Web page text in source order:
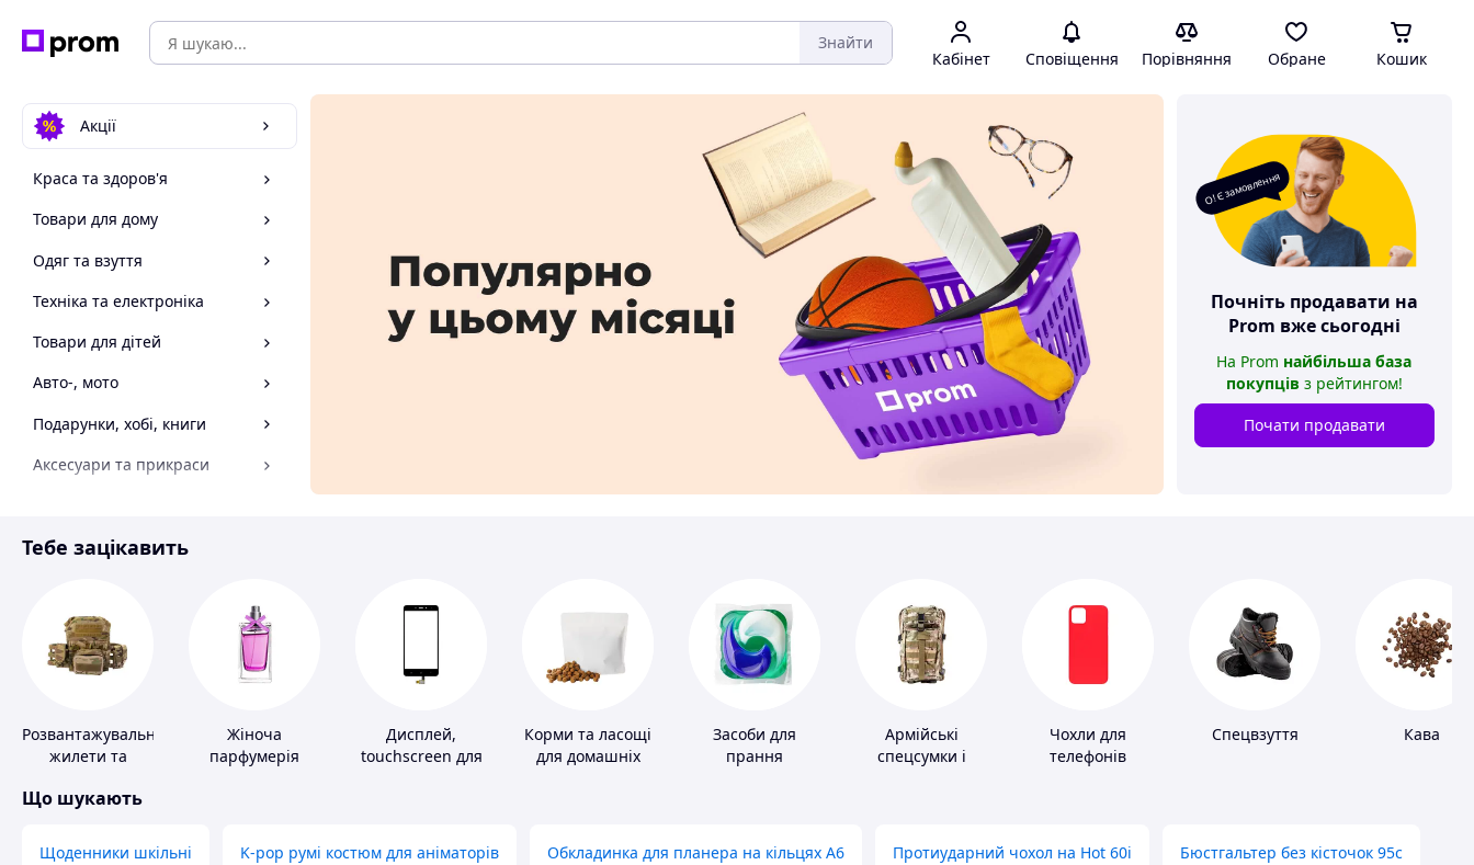
Знайти
Кабінет Сповіщення Порівняння Обране Кошик
Акції
Краса та здоров'я
Товари для дому
Одяг та взуття
Техніка та електроніка
Товари для дітей
Авто-, мото
Подарунки, хобі, книги
Аксесуари та прикраси
Спорт і відпочинок
О! Є замовлення
Почніть продавати на
Prom вже сьогодні
На Prom найбільша база
покупців з рейтингом!
Почати продавати
Тебе зацікавить
Розвантажувальні
жилети та
плит
Жіноча
парфумерія
Дисплей,
touchscreen для
Корми та ласощі
для домашніх
Засоби для
прання
Армійські
спецсумки і
Чохли для
телефонів
Спецвзуття Кава
Що шукають
Щоденники шкільні K-pop румі костюм для аніматорів Обкладинка для планера на кільцях А6 Протиударний чохол на Hot 60i Бюстгальтер без кісточок 95с